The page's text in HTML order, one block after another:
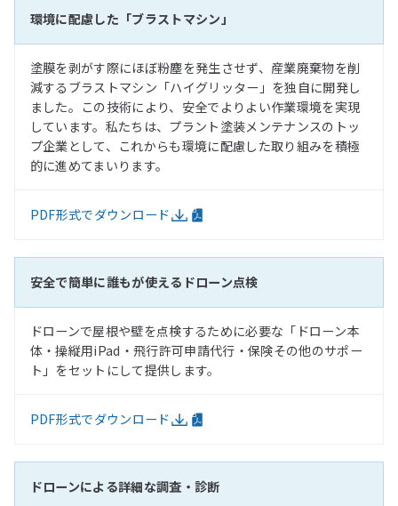
環境に配慮した「ブラストマシン」
塗膜を剥がす際にほぼ粉塵を発生させず、産業廃棄物を削
減するブラストマシン「ハイグリッター」を独自に開発し
ました。この技術により、安全でよりよい作業環境を実現
しています。私たちは、プラント塗装メンテナンスのトッ
プ企業として、これからも環境に配慮した取り組みを積極
的に進めてまいります。
PDF形式でダウンロード
安全で簡単に誰もが使えるドローン点検
ドローンで屋根や壁を点検するために必要な「ドローン本
体・操縦用iPad・飛行許可申請代行・保険その他のサポー
ト」をセットにして提供します。
PDF形式でダウンロード
ドローンによる詳細な調査・診断